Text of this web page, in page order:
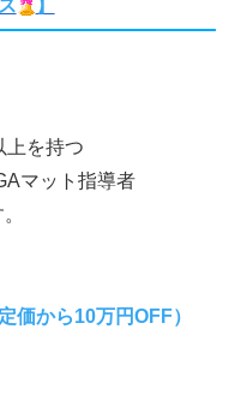
】
上を持つ
マット指導者
定価から10万円OFF）